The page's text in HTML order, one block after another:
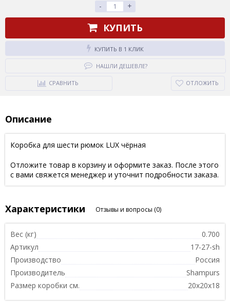
- +
КУПИТЬ
КУПИТЬ В 1 КЛИК
НАШЛИ ДЕШЕВЛЕ?
СРАВНИТЬ ОТЛОЖИТЬ
Описание
Коробка для шести рюмок LUX чёрная
Отложите товар в корзину и оформите заказ. После этого
с вами свяжется менеджер и уточнит подробности заказа.
Характеристики Отзывы и вопросы (0)
Вес (кг)
0.700
Артикул
17-27-sh
Производство
Россия
Производитель
Shampurs
Размер коробки см.
20x20x18